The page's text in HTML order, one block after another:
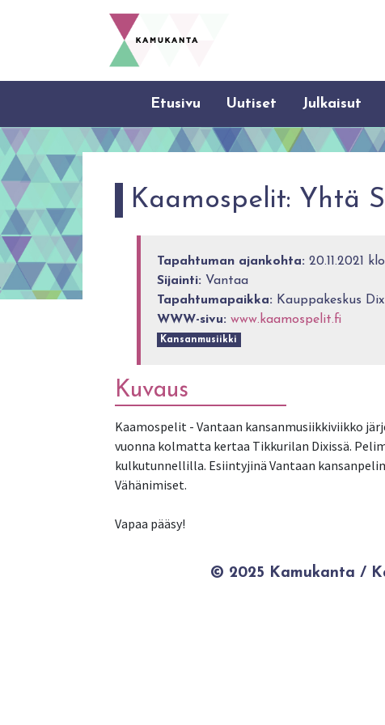
Etusivu Uutiset Julkaisut
Kaamospelit: Yhtä
Tapahtuman ajankohta: 20.11.2021
Sijainti: Vantaa
Tapahtumapaikka: Kauppakeskus
WWW-sivu: www.kaamospelit.fi
Kansanmusiikki
Kuvaus
Kaamospelit - Vantaan kansanmusiikkiviikko
vuonna kolmatta kertaa Tikkurilan Dixissä.
kulkutunnellilla. Esiintyjinä Vantaan
Vähänimiset.
Vapaa pääsy!
© 2025 Kamukanta /